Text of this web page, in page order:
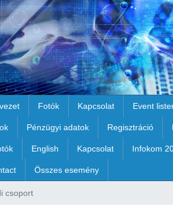
Fotók Kapcsolat Event
Pénzügyi adatok Regisztráció
English Kapcsolat Infokom
Összes esemény
csoport